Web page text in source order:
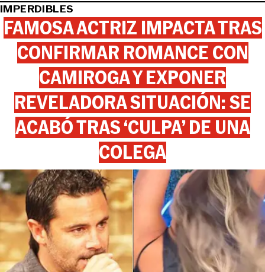
IMPERDIBLES
FAMOSA ACTRIZ IMPACTA TRAS
CONFIRMAR ROMANCE CON
CAMIROGA Y EXPONER
REVELADORA SITUACIÓN: SE
ACABÓ TRAS ‘CULPA’ DE UNA
COLEGA